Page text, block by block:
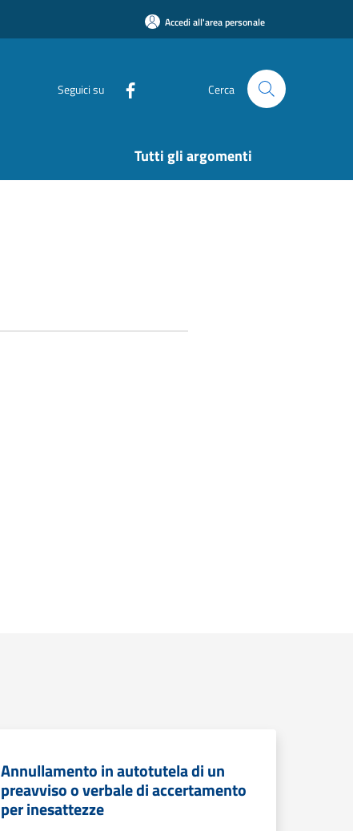
Accedi all'area personale
Seguici su Cerca
Tutti gli argomenti
Annullamento in autotutela di un
preavviso o verbale di accertamento
per inesattezze